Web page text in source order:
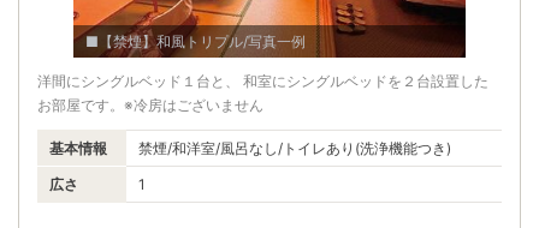
■【禁煙】和風トリプル/写真一例
洋間にシングルベッド１台と、 和室にシングルベッドを２台設置した
お部屋です。※冷房はございません
基本情報
禁煙/和洋室/風呂なし/トイレあり(洗浄機能つき)
広さ
1